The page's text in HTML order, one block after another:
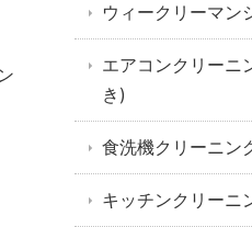
ウィークリーマン
エアコンクリーニ
き)
食洗機クリーニン
キッチンクリーニ